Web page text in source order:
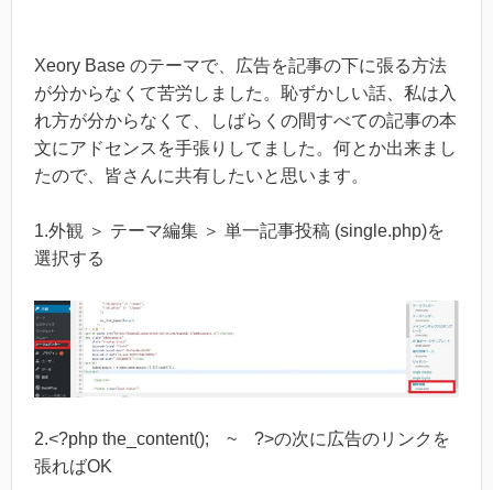
Xeory Base のテーマで、広告を記事の下に張る方法
が分からなくて苦労しました。恥ずかしい話、私は入
れ方が分からなくて、しばらくの間すべての記事の本
文にアドセンスを手張りしてました。何とか出来まし
たので、皆さんに共有したいと思います。
1.外観 ＞ テーマ編集 ＞ 単一記事投稿 (single.php)を
選択する
2.<?php the_content(); ~ ?>の次に広告のリンクを
張ればOK